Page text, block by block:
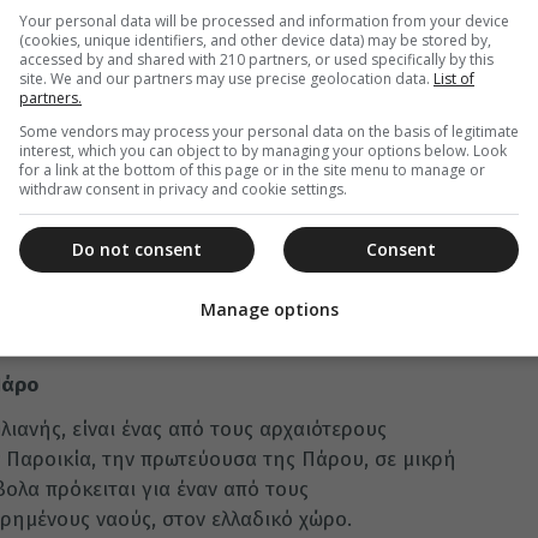
αγήματα αποδίδουν τιμές.
και στη συνέχεια Παράκληση και Θεία
γίνεται Αρχιερατική Λειτουργία στον
της Λειτουργίας ο αρχηγός του Ναυτικού
του Πολεμικού Ναυτικού και ρίχνουν
τορπιλίστηκε έξω από το λιμάνι της Τήνου,
1940.
είναι ένας από τους αρχαιότερους
Παροικία, την πρωτεύουσα της Πάρου, σε μικρή
πρόκειται για έναν από τους
ναούς, στον ελλαδικό χώρο.
Your personal data will be processed and information from your device
(cookies, unique identifiers, and other device data) may be stored by,
accessed by and shared with 210 partners, or used specifically by this
site. We and our partners may use precise geolocation data. List of
partners.
Some vendors may process your personal data on the basis of legitimate
interest, which you can object to by managing your options below. Look
for a link at the bottom of this page or in the site menu to manage or
withdraw consent in privacy and cookie settings.
Consent
Do not consent
Manage options